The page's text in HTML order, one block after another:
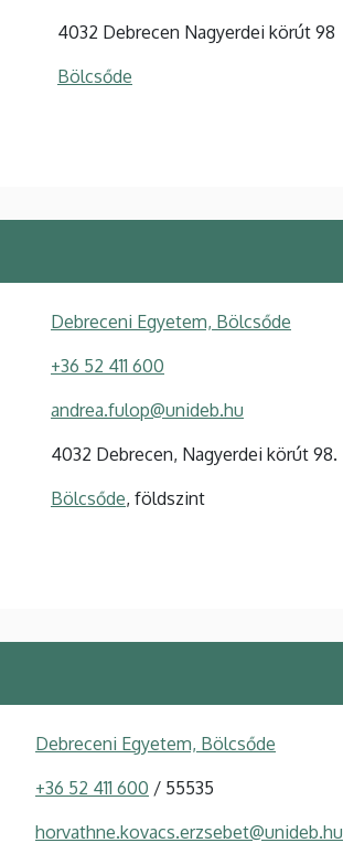
4032 Debrecen Nagyerdei körút 98
Bölcsőde
Debreceni Egyetem, Bölcsőde
+36 52 411 600
andrea.fulop@unideb.hu
4032 Debrecen, Nagyerdei körút 98.
Bölcsőde, földszint
Debreceni Egyetem, Bölcsőde
+36 52 411 600 / 55535
horvathne.kovacs.erzsebet@unideb.hu